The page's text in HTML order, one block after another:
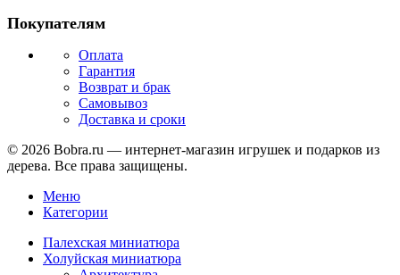
Покупателям
Оплата
Гарантия
Возврат и брак
Самовывоз
Доставка и сроки
© 2026 Bobra.ru — интернет-магазин игрушек и подарков из
дерева. Все права защищены.
Меню
Категории
Палехская миниатюра
Холуйская миниатюра